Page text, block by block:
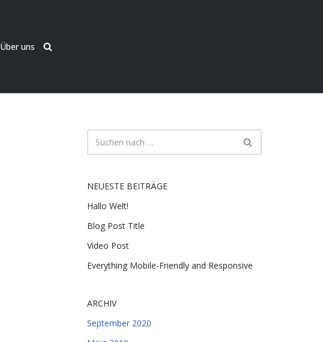
Über uns
NEUESTE BEITRÄGE
Hallo Welt!
Blog Post Title
Video Post
Everything Mobile-Friendly and Responsive
ARCHIV
September 2020